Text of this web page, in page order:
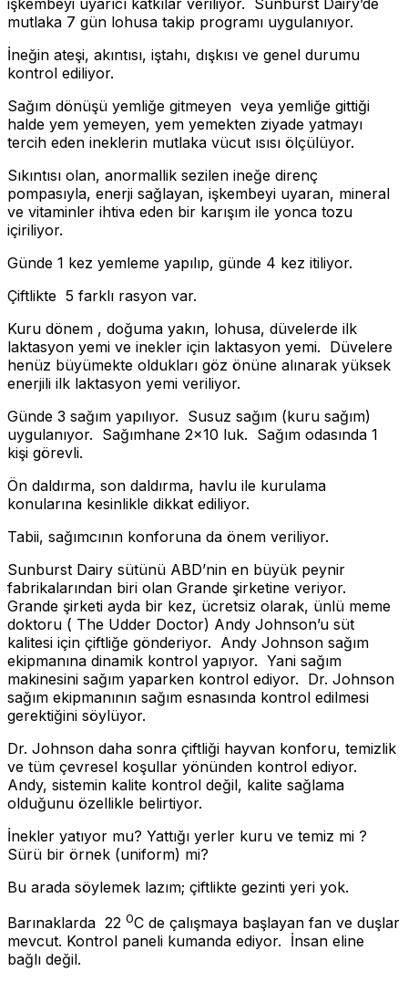
mutlaka 7 gün lohusa takip programı uygulanıyor.
İneğin ateşi, akıntısı, iştahı, dışkısı ve genel durumu
kontrol ediliyor.
Sağım dönüşü yemliğe gitmeyen veya yemliğe gittiği
halde yem yemeyen, yem yemekten ziyade yatmayı
tercih eden ineklerin mutlaka vücut ısısı ölçülüyor.
Sıkıntısı olan, anormallik sezilen ineğe direnç
pompasıyla, enerji sağlayan, işkembeyi uyaran, mineral
ve vitaminler ihtiva eden bir karışım ile yonca tozu
içiriliyor.
Günde 1 kez yemleme yapılıp, günde 4 kez itiliyor.
Çiftlikte 5 farklı rasyon var.
Kuru dönem , doğuma yakın, lohusa, düvelerde ilk
laktasyon yemi ve inekler için laktasyon yemi. Düvelere
henüz büyümekte oldukları göz önüne alınarak yüksek
enerjili ilk laktasyon yemi veriliyor.
Günde 3 sağım yapılıyor. Susuz sağım (kuru sağım)
uygulanıyor. Sağımhane 2×10 luk. Sağım odasında 1
kişi görevli.
Ön daldırma, son daldırma, havlu ile kurulama
konularına kesinlikle dikkat ediliyor.
Tabii, sağımcının konforuna da önem veriliyor.
Sunburst Dairy sütünü ABD’nin en büyük peynir
fabrikalarından biri olan Grande şirketine veriyor.
Grande şirketi ayda bir kez, ücretsiz olarak, ünlü meme
doktoru ( The Udder Doctor) Andy Johnson’u süt
kalitesi için çiftliğe gönderiyor. Andy Johnson sağım
ekipmanına dinamik kontrol yapıyor. Yani sağım
makinesini sağım yaparken kontrol ediyor. Dr. Johnson
sağım ekipmanının sağım esnasında kontrol edilmesi
gerektiğini söylüyor.
Dr. Johnson daha sonra çiftliği hayvan konforu, temizlik
ve tüm çevresel koşullar yönünden kontrol ediyor.
Andy, sistemin kalite kontrol değil, kalite sağlama
olduğunu özellikle belirtiyor.
İnekler yatıyor mu? Yattığı yerler kuru ve temiz mi ?
Sürü bir örnek (uniform) mi?
Bu arada söylemek lazım; çiftlikte gezinti yeri yok.
Barınaklarda 22 0C de çalışmaya başlayan fan ve duşlar
mevcut. Kontrol paneli kumanda ediyor. İnsan eline
bağlı değil.